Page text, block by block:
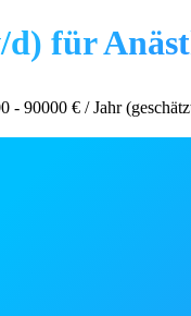
für
- 90000 € / Jahr